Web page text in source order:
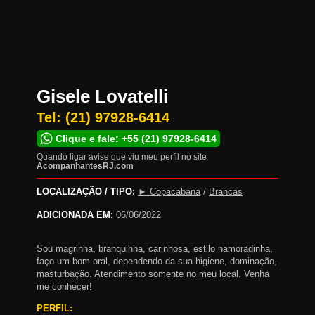
Gisele Lovatelli
Tel: (21) 97928-6414
Clique e fale: +55 (21) 97928-6414
Quando ligar avise que viu meu perfil no site
AcompanhantesRJ.com
LOCALIZAÇÃO / TIPO: ► Copacabana/ Brancas
ADICIONADA EM: 06/06/2022
Sou magrinha, branquinha, carinhosa, estilo namoradinha,
faço um bom oral, dependendo da sua higiene, dominação,
masturbação. Atendimento somente no meu local. Venha
me conhecer!
PERFIL: